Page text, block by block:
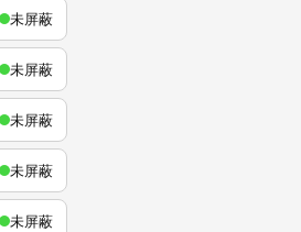
未屏蔽
未屏蔽
未屏蔽
未屏蔽
未屏蔽